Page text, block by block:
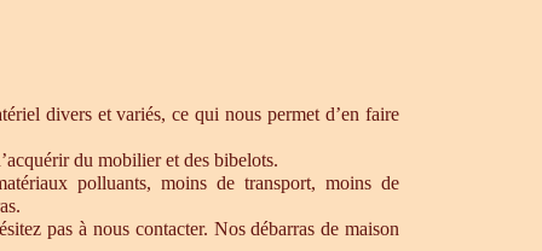
divers et variés, ce qui nous permet d’en faire
du mobilier et des bibelots.
polluants, moins de transport, moins de
pas à nous contacter. Nos débarras de maison